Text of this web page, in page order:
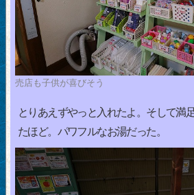
売店も子供が喜びそう
とりあえずやっと入れたよ。そして満
たほど。パワフルなお湯だった。